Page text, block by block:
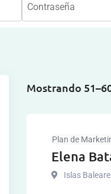
Mostrando
Plan de
Elena
Islas